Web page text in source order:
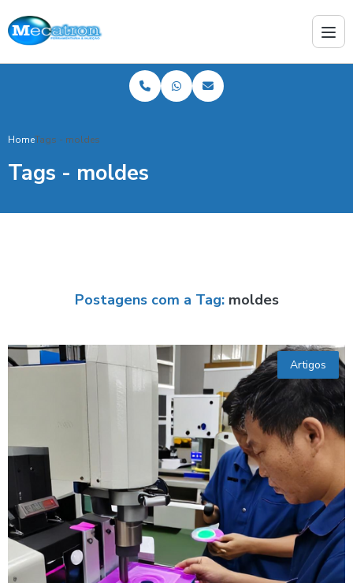
HomeTags - moldes
Tags - moldes
Postagens com a Tag: moldes
Artigos